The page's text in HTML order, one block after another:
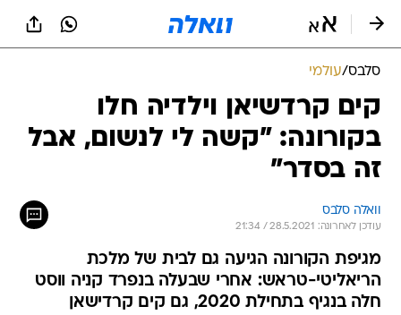
סלבס/עולמי
קים קרדשיאן וילדיה חלו
בקורונה: "קשה לי לנשום, אבל
זה בסדר"
וואלה סלבס
עודכן לאחרונה: 28.5.2021 / 21:34
מגיפת הקורונה הגיעה גם לבית של מלכת
הריאליטי-טראש: אחרי שבעלה בנפרד קניה ווסט
חלה בנגיף בתחילת 2020, גם קים קרדישאן